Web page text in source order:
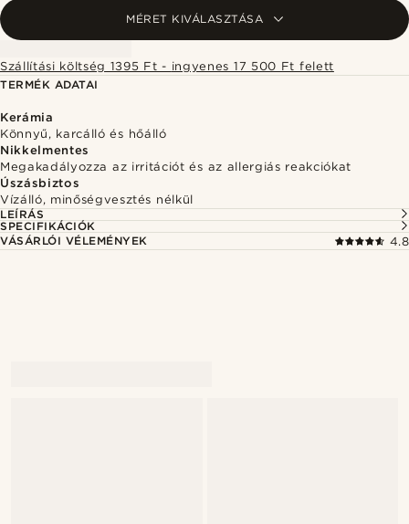
MÉRET KIVÁLASZTÁSA
Szállítási költség 1395 Ft - ingyenes 17 500 Ft felett
TERMÉK ADATAI
Kerámia
Könnyű, karcálló és hőálló
Nikkelmentes
Megakadályozza az irritációt és az allergiás reakciókat
Úszásbiztos
Vízálló, minőségvesztés nélkül
LEÍRÁS
SPECIFIKÁCIÓK
VÁSÁRLÓI VÉLEMÉNYEK
4.8